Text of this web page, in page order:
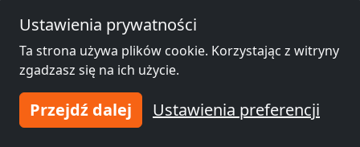
Ustawienia prywatności
Ta strona używa plików cookie. Korzystając z witryny
zgadzasz się na ich użycie.
Przejdź dalej Ustawienia preferencji